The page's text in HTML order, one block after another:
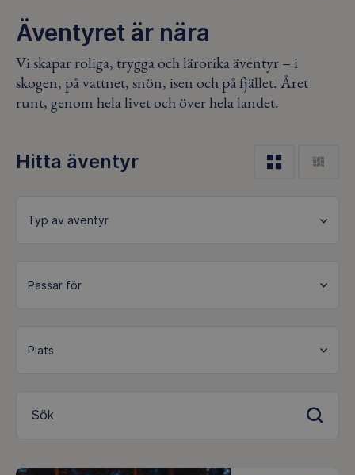
Äventyret är nära
Vi skapar roliga, trygga och lärorika äventyr – i
skogen, på vattnet, snön, isen och på fjället. Året
runt, genom hela livet och över hela landet.
Hitta äventyr
Sök